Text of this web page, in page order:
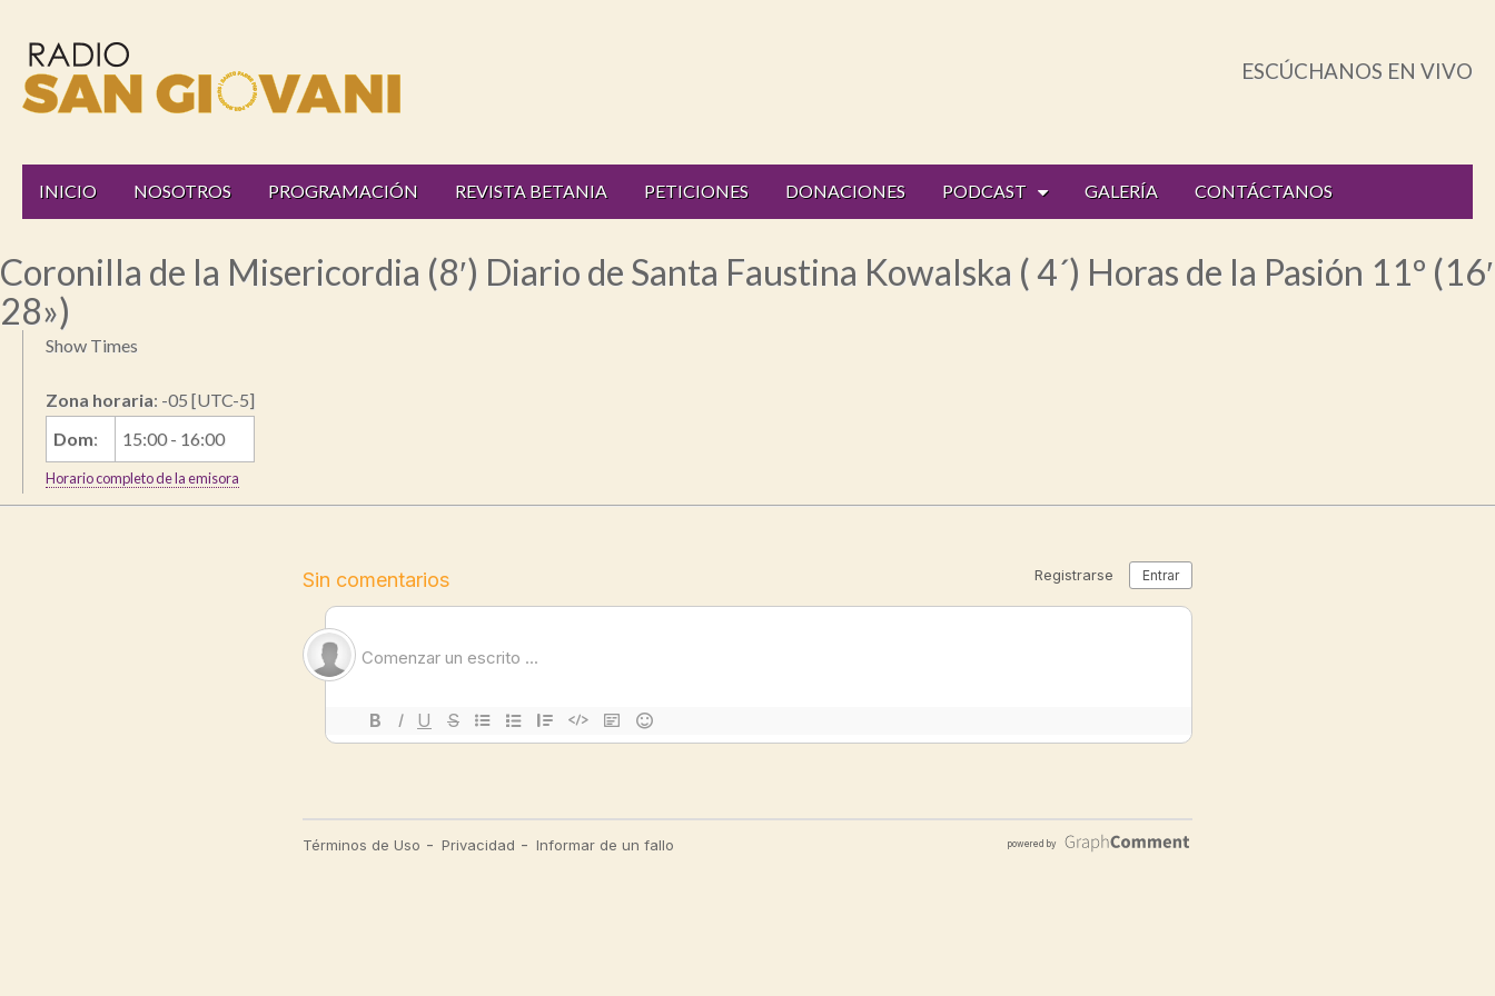
ESCÚCHANOS EN VIVO
Radio
San
Giovani
Online
Main
menu
INICIO NOSOTROS PROGRAMACIÓN REVISTA BETANIA PETICIONES DONACIONES PODCAST GALERÍA CONTÁCTANOS
Coronilla de la Misericordia (8′) Diario de Santa Faustina Kowalska ( 4´) Horas de la Pasión 11º (16′
28»)
Show Times
Zona horaria: -05[UTC-5]
Dom: 15:00 - 16:00
Horario completo de la emisora